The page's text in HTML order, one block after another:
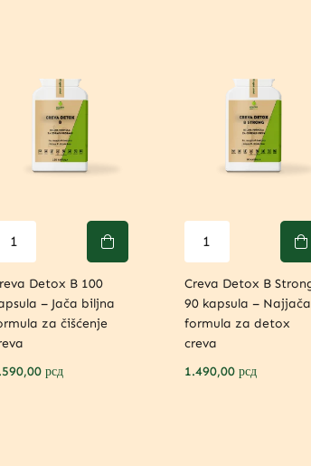
Detox B 100
– Jača biljna
za čišćenje
рсд
Creva Detox B
90 kapsula – Najjača
formula za detox
creva
1.490,00 рсд